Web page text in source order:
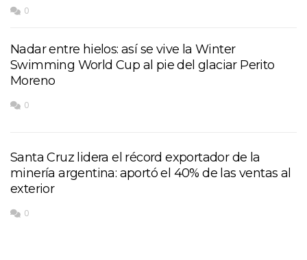
0
Nadar entre hielos: así se vive la Winter
Swimming World Cup al pie del glaciar Perito
Moreno
0
Santa Cruz lidera el récord exportador de la
minería argentina: aportó el 40% de las ventas al
exterior
0